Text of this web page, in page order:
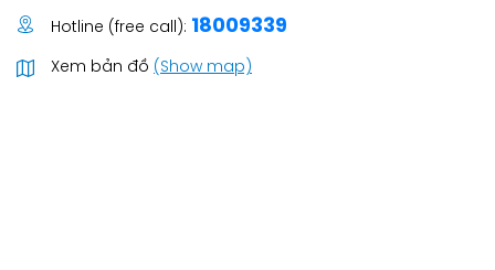
Hotline (free call): 18009339
Xem bản đồ (Show map)